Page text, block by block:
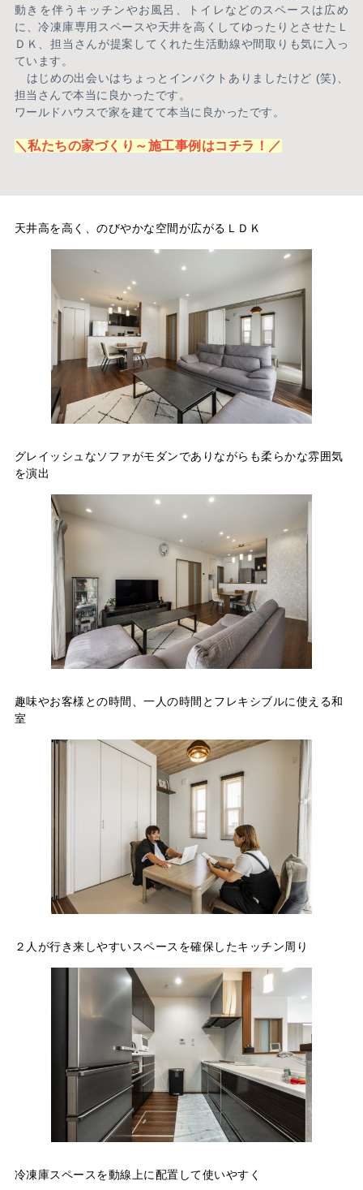
動きを伴うキッチンやお風呂、トイレなどのスペースは広め
に、冷凍庫専用スペースや天井を高くしてゆったりとさせたＬ
ＤＫ、担当さんが提案してくれた生活動線や間取りも気に入っ
ています。
はじめの出会いはちょっとインパクトありましたけど (笑)、
担当さんで本当に良かったです。
ワールドハウスで家を建てて本当に良かったです。
＼私たちの家づくり～施工事例はコチラ！／
天井高を高く、のびやかな空間が広がるＬＤＫ
グレイッシュなソファがモダンでありながらも柔らかな雰囲気
を演出
趣味やお客様との時間、一人の時間とフレキシブルに使える和
室
２人が行き来しやすいスペースを確保したキッチン周り
冷凍庫スペースを動線上に配置して使いやすく